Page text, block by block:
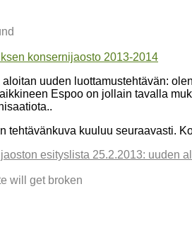
konsernijaosto 2013-2014
uuden luottamustehtävän:
Espoo on jollain tavalla
tehtävänkuva kuuluu seuraavasti.
esityslista 25.2.2013: uuden
will get broken